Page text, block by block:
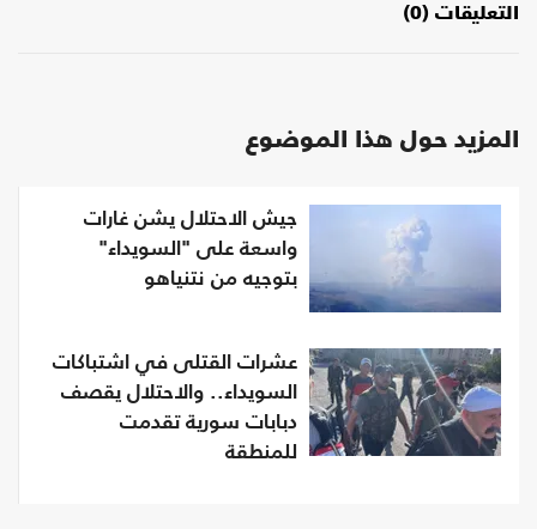
التعليقات (0)
المزيد حول هذا الموضوع
جيش الاحتلال يشن غارات
واسعة على "السويداء"
بتوجيه من نتنياهو
عشرات القتلى في اشتباكات
السويداء.. والاحتلال يقصف
دبابات سورية تقدمت
للمنطقة